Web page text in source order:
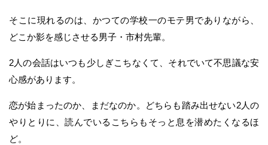
そこに現れるのは、かつての学校一のモテ男でありながら、
どこか影を感じさせる男子・市村先輩。
2人の会話はいつも少しぎこちなくて、それでいて不思議な安
心感があります。
恋が始まったのか、まだなのか。どちらも踏み出せない2人の
やりとりに、読んでいるこちらもそっと息を潜めたくなるほ
ど。